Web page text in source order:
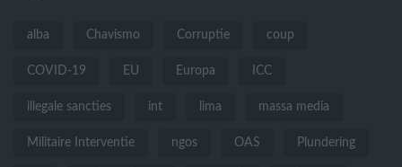
alba Chavismo Corruptie coup
COVID-19 EU Europa ICC
illegale sancties int lima massa media
Militaire Interventie ngos OAS Plundering